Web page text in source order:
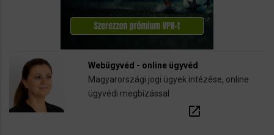
Webügyvéd - online ügyvéd
Magyarországi jogi ügyek intézése, online
ügyvédi megbízással
open_in_new